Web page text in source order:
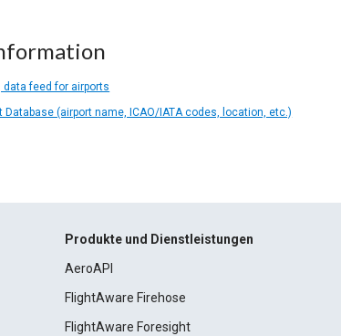
data feed for airports
(airport name, ICAO/IATA codes, location, etc.)
Produkte und Dienstleistungen
AeroAPI
FlightAware Firehose
FlightAware Foresight